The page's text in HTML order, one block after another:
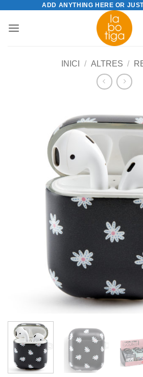
content
ADD ANYTHING HERE OR
INICI / ALTRES /